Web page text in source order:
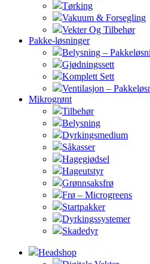
Tørking
Vakuum & Forsegling
Vekter Og Tilbehør
Pakke-løsninger
Belysning –
Gjødningssett
Komplett Sett
Ventilasjon –
Mikrogrønt
Tilbehør
Belysning
Dyrkingsmedium
Såkasser
Hagegjødsel
Hageutstyr
Grønnsaksfrø
Frø – Microgreens
Startpakker
Dyrkingssystemer
Skadedyr
Headshop